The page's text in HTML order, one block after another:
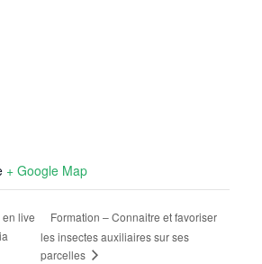
+ Google Map
en live
Formation – Connaitre et favoriser
les insectes auxiliaires sur ses
parcelles